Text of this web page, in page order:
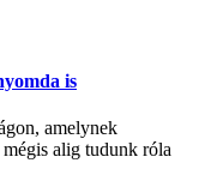
is
amelynek
alig tudunk róla